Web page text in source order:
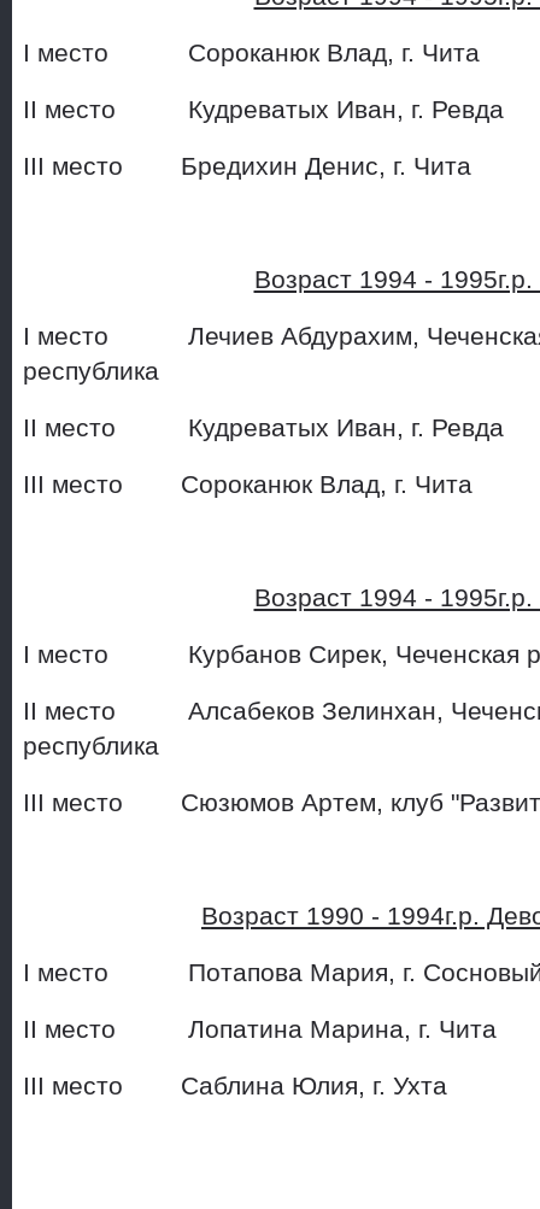
I место Сороканюк Влад,
II место Кудреватых Иван,
III место Бредихин Денис,
Возраст 1994 -
I место Лечиев Абдурахим,
республика
II место Кудреватых Иван,
III место Сороканюк Влад,
Возраст 1994 -
I место Курбанов Сирек,
II место Алсабеков Зелинхан,
республика
III место Сюзюмов Артем,
Возраст 1990 - 1994г.р.
I место Потапова Мария,
II место Лопатина Марина,
III место Саблина Юлия,